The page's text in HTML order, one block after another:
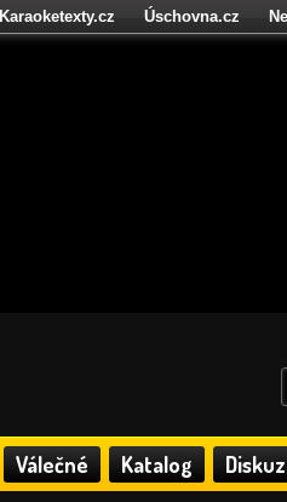
Válečné Katalog
Karaoketexty.cz Úschovna.cz